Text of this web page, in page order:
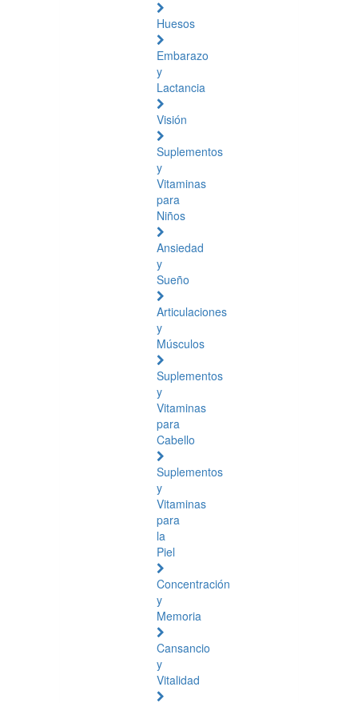
Huesos
Embarazo
y
Lactancia
Visión
Suplementos
y
Vitaminas
para
Niños
Ansiedad
y
Sueño
Articulaciones
y
Músculos
Suplementos
y
Vitaminas
para
Cabello
Suplementos
y
Vitaminas
para
la
Piel
Concentración
y
Memoria
Cansancio
y
Vitalidad